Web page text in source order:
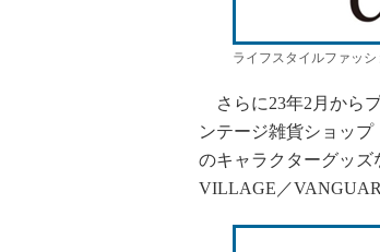
ライフスタイルファッ
さらに23年2月から
ンテージ雑貨ショップ
のキャラクターグッズ
VILLAGE／